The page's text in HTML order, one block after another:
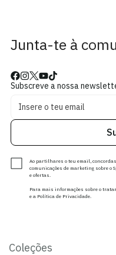
Junta-te à
Subscreve a nossa
Ao partilhares o teu email,
comunicações de marketing sobre o
e ofertas.
Para mais informações sobre o
e a Política de Privacidade.
Coleções